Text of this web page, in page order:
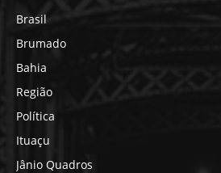
Brasil
Brumado
Bahia
Região
Política
Ituaçu
Jânio Quadros